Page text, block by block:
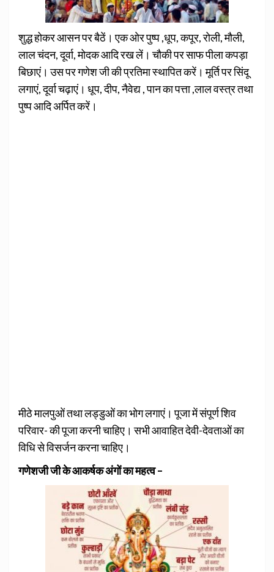
शुद्ध होकर आसन पर बैठें। एक ओर पुष्प ,धूप, कपूर, रोली, मौली,
लाल चंदन, दूर्वा, मोदक आदि रख लें। चौकी पर साफ पीला कपड़ा
बिछाएं। उस पर गणेश जी की प्रतिमा स्थापित करें। मूर्ति पर सिंदू
लगाएं, दूर्वा चढ़ाएं। धूप, दीप, नैवेद्य , पान का पत्ता ,लाल वस्त्र तथा
पुष्प आदि अर्पित करें।
मीठे मालपुओं तथा लड्डुओं का भोग लगाएं। पूजा में संपूर्ण शिव
परिवार- की पूजा करनी चाहिए। सभी आवाहित देवी-देवताओं का
विधि से विसर्जन करना चाहिए।
गणेशजी जी के आकर्षक अंगों का महत्व –